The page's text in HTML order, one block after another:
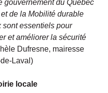
gouvernement du Québec
de la Mobilité durable
sont essentiels pour
et améliorer la sécurité
Dufresne, mairesse
Laval)
locale